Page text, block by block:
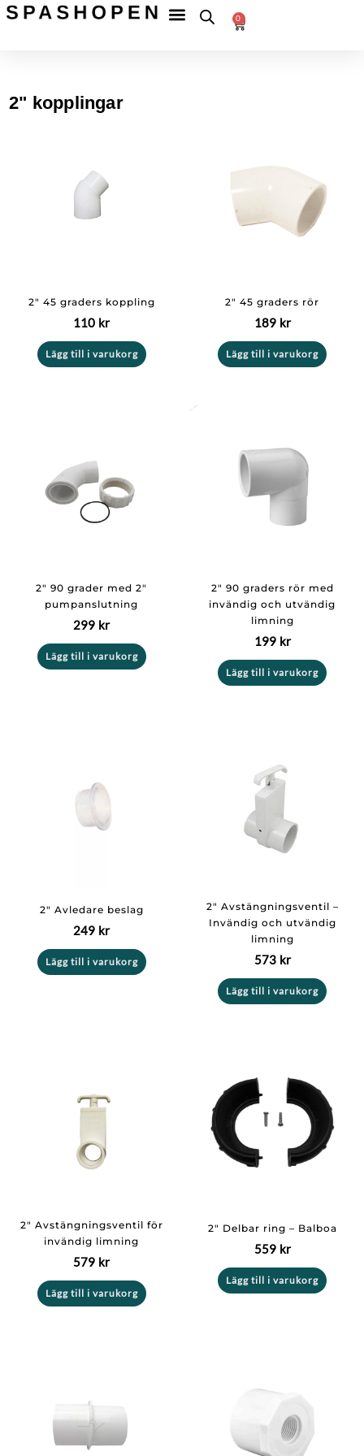
Hoppa
till
Betala
Fri
frakt
till
0
Varukorg
2" kopplingar
2″ 45 graders koppling
110 kr
Lägg till i varukorg
2″ 45 graders rör
189 kr
Lägg till i varukorg
2″ 90 grader med 2″
pumpanslutning
299 kr
Lägg till i varukorg
2″ 90 graders rör med
invändig och utvändig
limning
199 kr
Lägg till i varukorg
2″ Avledare beslag
249 kr
Lägg till i varukorg
2″ Avstängningsventil –
Invändig och utvändig
limning
573 kr
Lägg till i varukorg
2″ Avstängningsventil för
invändig limning
579 kr
Lägg till i varukorg
2″ Delbar ring – Balboa
559 kr
Lägg till i varukorg